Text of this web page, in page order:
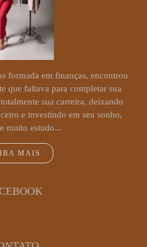
formada em finanças, encontrou
que faltava para completar sua
sua carreira, deixando
e investindo em seu sonho,
muito estudo...
MAIS